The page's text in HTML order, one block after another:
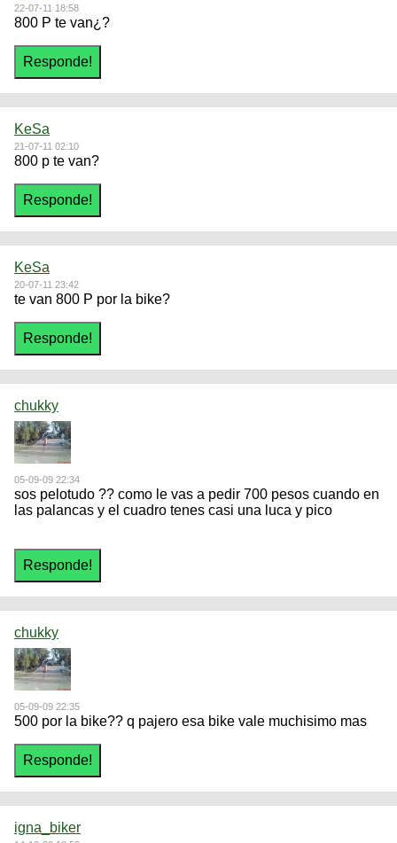
22-07-11 18:58
800 P te van¿?
KeSa
21-07-11 02:10
800 p te van?
KeSa
20-07-11 23:42
te van 800 P por la bike?
chukky
05-09-09 22:34
sos pelotudo ?? como le vas a pedir 700 pesos cuando en
las palancas y el cuadro tenes casi una luca y pico
chukky
05-09-09 22:35
500 por la bike?? q pajero esa bike vale muchisimo mas
igna_biker